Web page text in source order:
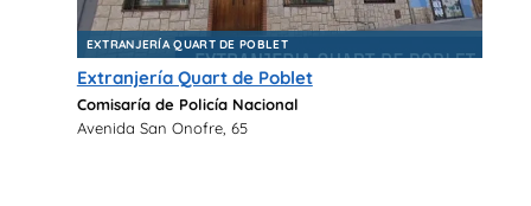
EXTRANJERÍA QUART DE POBLET
Extranjería Quart de Poblet
Comisaría de Policía Nacional
Avenida San Onofre, 65